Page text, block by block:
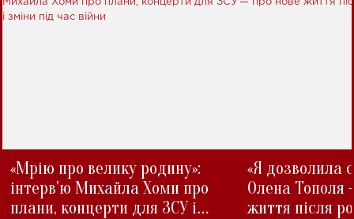
«Мрію про велику родину»:
інтерв'ю Михайла Хоми про
плани, концерти для ЗСУ і
«Я дозволила
Олена Тополя
життя після